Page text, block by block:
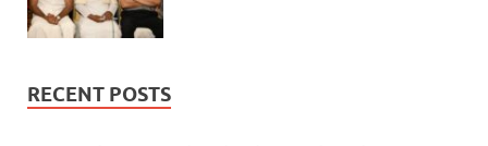
RECENT POSTS